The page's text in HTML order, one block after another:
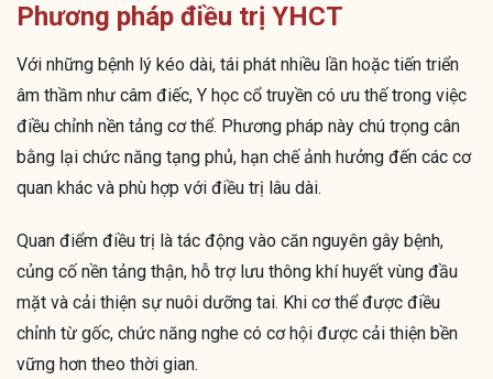
Phương pháp điều trị YHCT
Với những bệnh lý kéo dài, tái phát nhiều lần hoặc tiến triển
âm thầm như câm điếc, Y học cổ truyền có ưu thế trong việc
điều chỉnh nền tảng cơ thể. Phương pháp này chú trọng cân
bằng lại chức năng tạng phủ, hạn chế ảnh hưởng đến các cơ
quan khác và phù hợp với điều trị lâu dài.
Quan điểm điều trị là tác động vào căn nguyên gây bệnh,
củng cố nền tảng thận, hỗ trợ lưu thông khí huyết vùng đầu
mặt và cải thiện sự nuôi dưỡng tai. Khi cơ thể được điều
chỉnh từ gốc, chức năng nghe có cơ hội được cải thiện bền
vững hơn theo thời gian.